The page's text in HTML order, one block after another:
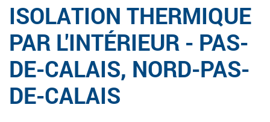
ISOLATION THERMIQUE
PAR L'INTÉRIEUR - PAS-
DE-CALAIS, NORD-PAS-
DE-CALAIS